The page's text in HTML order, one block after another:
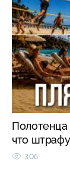
Полотенца
что
306